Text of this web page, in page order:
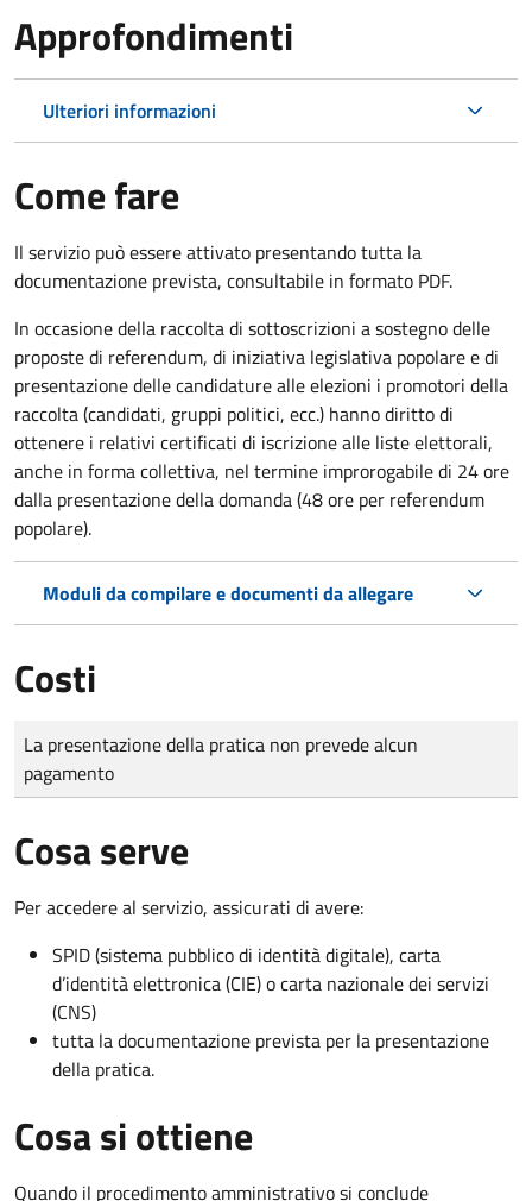
Approfondimenti
Ulteriori informazioni
Come fare
Il servizio può essere attivato presentando tutta la
documentazione prevista, consultabile in formato PDF.
In occasione della raccolta di sottoscrizioni a sostegno delle
proposte di referendum, di iniziativa legislativa popolare e di
presentazione delle candidature alle elezioni i promotori della
raccolta (candidati, gruppi politici, ecc.) hanno diritto di
ottenere i relativi certificati di iscrizione alle liste elettorali,
anche in forma collettiva, nel termine improrogabile di 24 ore
dalla presentazione della domanda (48 ore per referendum
popolare).
Moduli da compilare e documenti da allegare
Costi
Tipo di pagamento
Importo
La presentazione della pratica non prevede alcun
pagamento
Cosa serve
Per accedere al servizio, assicurati di avere:
SPID (sistema pubblico di identità digitale), carta
d’identità elettronica (CIE) o carta nazionale dei servizi
(CNS)
tutta la documentazione prevista per la presentazione
della pratica.
Cosa si ottiene
Quando il procedimento amministrativo si conclude